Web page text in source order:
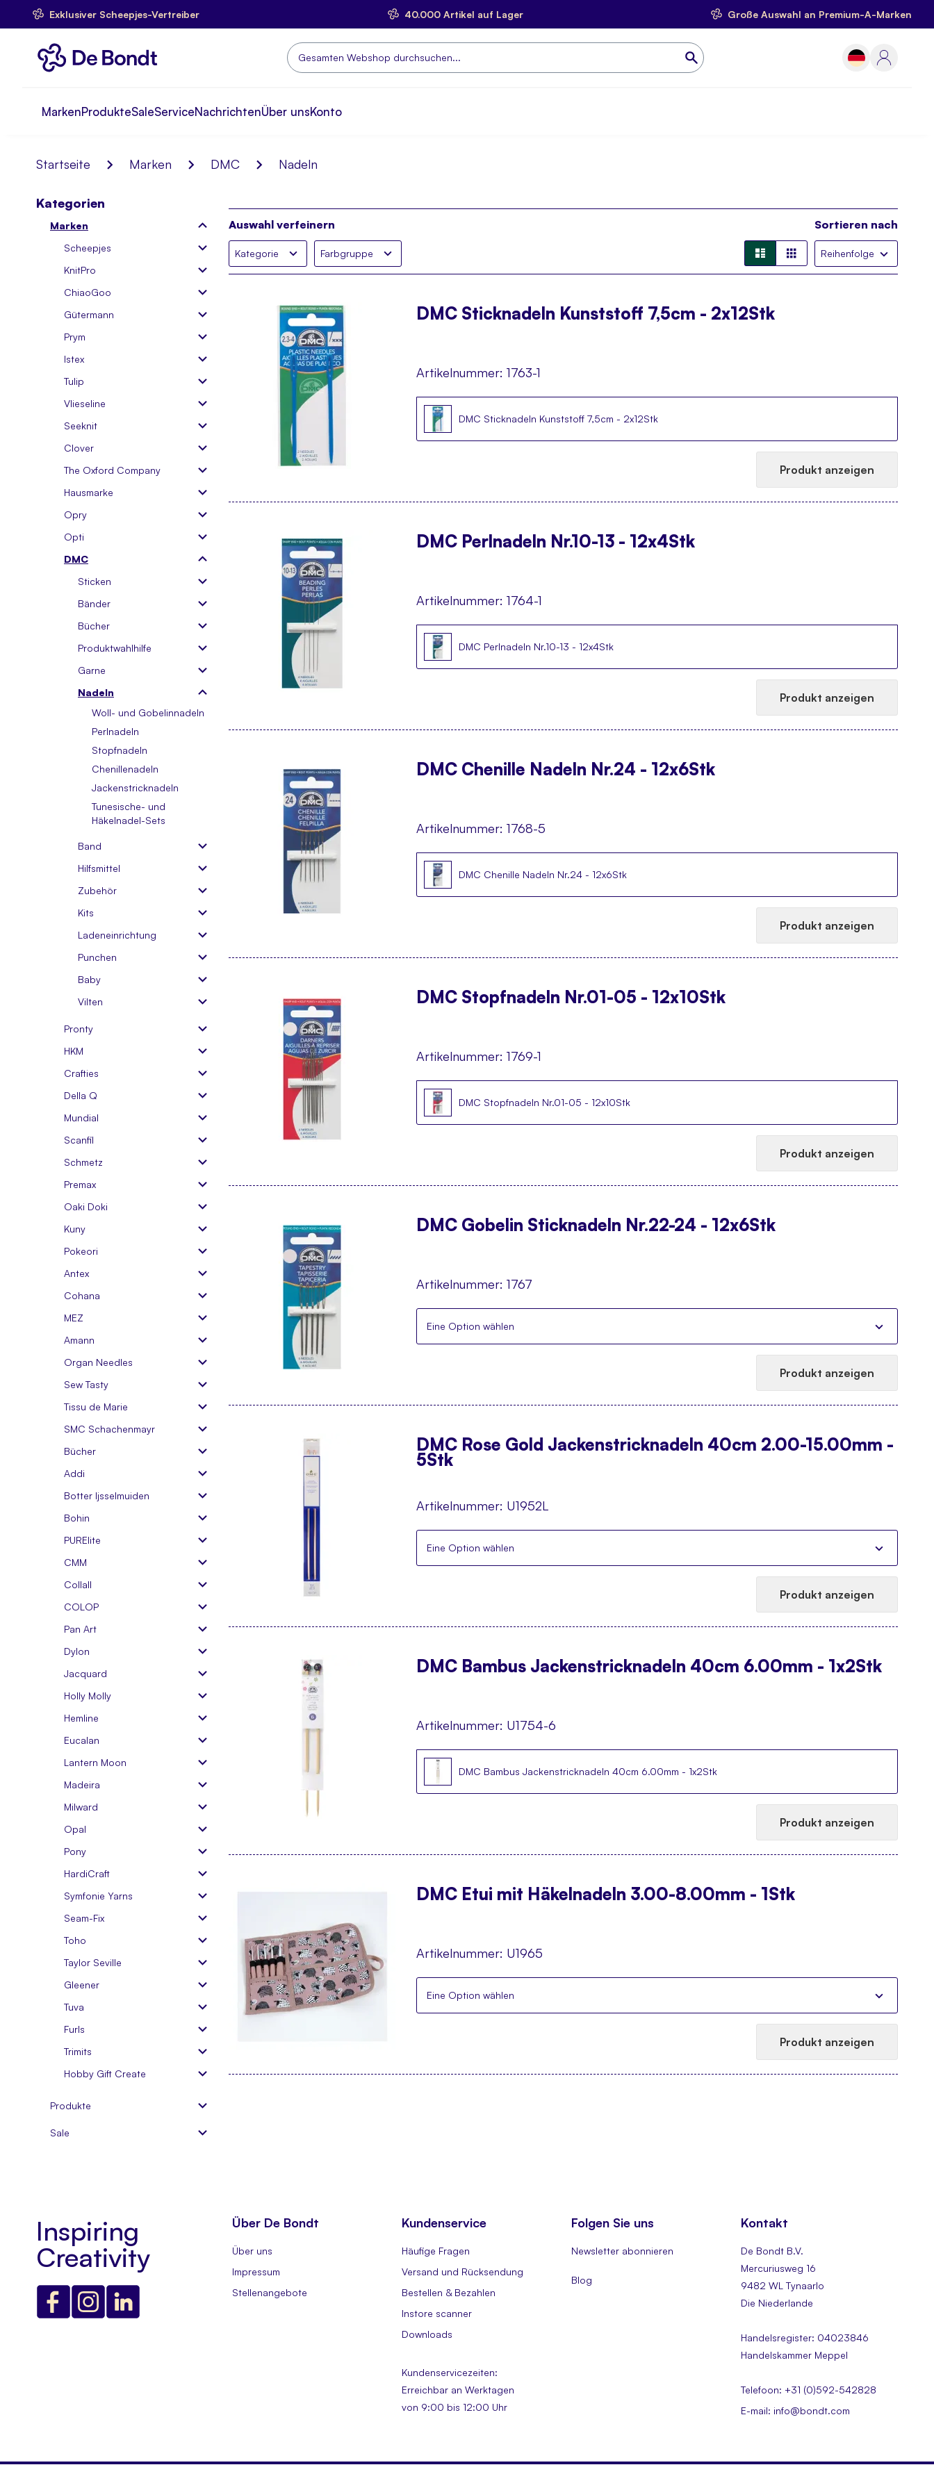
Exklusiver Scheepjes-Vertreiber 40.000 Artikel auf Lager Große Auswahl an Premium-A-Marken
Skip
to
Content
Suche
MarkenProdukteSaleServiceNachrichtenÜber unsKonto
Startseite Marken DMC Nadeln
Auswahl verfeinern
Kategorie Farbgruppe
Sortieren nach
Liste
DMC Sticknadeln Kunststoff 7,5cm - 2x12Stk
Artikelnummer: 1763-1
DMC Sticknadeln Kunststoff 7,5cm - 2x12Stk
Produkt anzeigen
DMC Perlnadeln Nr.10-13 - 12x4Stk
Artikelnummer: 1764-1
DMC Perlnadeln Nr.10-13 - 12x4Stk
Produkt anzeigen
DMC Chenille Nadeln Nr.24 - 12x6Stk
Artikelnummer: 1768-5
DMC Chenille Nadeln Nr.24 - 12x6Stk
Produkt anzeigen
DMC Stopfnadeln Nr.01-05 - 12x10Stk
Artikelnummer: 1769-1
DMC Stopfnadeln Nr.01-05 - 12x10Stk
Produkt anzeigen
DMC Gobelin Sticknadeln Nr.22-24 - 12x6Stk
Artikelnummer: 1767
Eine Option wählen
Produkt anzeigen
DMC Rose Gold Jackenstricknadeln 40cm 2.00-15.00mm -
5Stk
Artikelnummer: U1952L
Eine Option wählen
Produkt anzeigen
DMC Bambus Jackenstricknadeln 40cm 6.00mm - 1x2Stk
Artikelnummer: U1754-6
DMC Bambus Jackenstricknadeln 40cm 6.00mm - 1x2Stk
Produkt anzeigen
DMC Etui mit Häkelnadeln 3.00-8.00mm - 1Stk
Artikelnummer: U1965
Eine Option wählen
Produkt anzeigen
Kategorien
Marken
Scheepjes
KnitPro
ChiaoGoo
Gütermann
Prym
Istex
Tulip
Vlieseline
Seeknit
Clover
The Oxford Company
Hausmarke
Opry
Opti
DMC
Sticken
Bänder
Bücher
Produktwahlhilfe
Garne
Nadeln
Woll- und Gobelinnadeln
Perlnadeln
Stopfnadeln
Chenillenadeln
Jackenstricknadeln
Tunesische- und
Häkelnadel-Sets
Band
Hilfsmittel
Zubehör
Kits
Ladeneinrichtung
Punchen
Baby
Vilten
Pronty
HKM
Crafties
Della Q
Mundial
Scanfil
Schmetz
Premax
Oaki Doki
Kuny
Pokeori
Antex
Cohana
MEZ
Amann
Organ Needles
Sew Tasty
Tissu de Marie
SMC Schachenmayr
Bücher
Addi
Botter Ijsselmuiden
Bohin
PURElite
CMM
Collall
COLOP
Pan Art
Dylon
Jacquard
Holly Molly
Hemline
Eucalan
Lantern Moon
Madeira
Milward
Opal
Pony
HardiCraft
Symfonie Yarns
Seam-Fix
Toho
Taylor Seville
Gleener
Tuva
Furls
Trimits
Hobby Gift Create
Produkte
Sale
Inspiring
Creativity
Über De Bondt
Über uns
Impressum
Stellenangebote
Kundenservice
Häufige Fragen
Versand und Rücksendung
Bestellen & Bezahlen
Instore scanner
Downloads
Kundenservicezeiten:
Erreichbar an Werktagen
von 9:00 bis 12:00 Uhr
Folgen Sie uns
Newsletter abonnieren
Blog
Kontakt
De Bondt B.V.
Mercuriusweg 16
9482 WL Tynaarlo
Die Niederlande
Handelsregister: 04023846
Handelskammer Meppel
Telefoon: +31 (0)592-542828
E-mail: info@bondt.com